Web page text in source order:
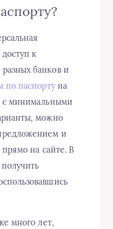
к
банков и
по паспортуна
с минимальными
можно
и
прямо на сайте. В
много лет,